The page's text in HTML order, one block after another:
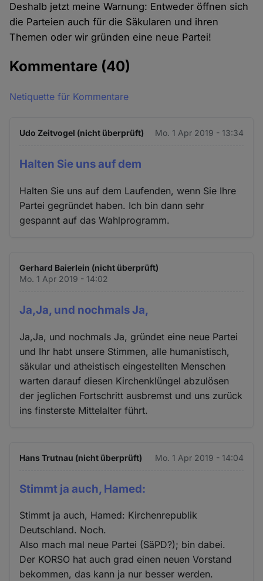
Deshalb jetzt meine Warnung: Entweder öffnen sich
die Parteien auch für die Säkularen und ihren
Themen oder wir gründen eine neue Partei!
Kommentare (40)
Netiquette für Kommentare
Udo Zeitvogel (nicht überprüft) Mo. 1 Apr 2019 - 13:34
Halten Sie uns auf dem
Halten Sie uns auf dem Laufenden, wenn Sie Ihre
Partei gegründet haben. Ich bin dann sehr
gespannt auf das Wahlprogramm.
Gerhard Baierlein (nicht überprüft)
Mo. 1 Apr 2019 - 14:02
Ja,Ja, und nochmals Ja,
Ja,Ja, und nochmals Ja, gründet eine neue Partei
und Ihr habt unsere Stimmen, alle humanistisch,
säkular und atheistisch eingestellten Menschen
warten darauf diesen Kirchenklüngel abzulösen
der jeglichen Fortschritt ausbremst und uns zurück
ins finsterste Mittelalter führt.
Hans Trutnau (nicht überprüft) Mo. 1 Apr 2019 - 14:04
Stimmt ja auch, Hamed:
Stimmt ja auch, Hamed: Kirchenrepublik
Deutschland. Noch.
Also mach mal neue Partei (SäPD?); bin dabei.
Der KORSO hat auch grad einen neuen Vorstand
bekommen, das kann ja nur besser werden.